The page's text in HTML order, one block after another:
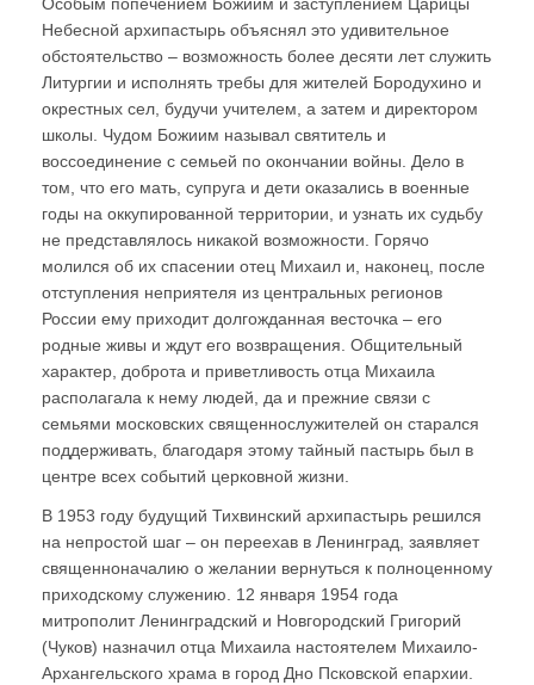
Особым попечением Божиим и заступлением Царицы
Небесной архипастырь объяснял это удивительное
обстоятельство – возможность более десяти лет служить
Литургии и исполнять требы для жителей Бородухино и
окрестных сел, будучи учителем, а затем и директором
школы. Чудом Божиим называл святитель и
воссоединение с семьей по окончании войны. Дело в
том, что его мать, супруга и дети оказались в военные
годы на оккупированной территории, и узнать их судьбу
не представлялось никакой возможности. Горячо
молился об их спасении отец Михаил и, наконец, после
отступления неприятеля из центральных регионов
России ему приходит долгожданная весточка – его
родные живы и ждут его возвращения. Общительный
характер, доброта и приветливость отца Михаила
располагала к нему людей, да и прежние связи с
семьями московских священнослужителей он старался
поддерживать, благодаря этому тайный пастырь был в
центре всех событий церковной жизни.
В 1953 году будущий Тихвинский архипастырь решился
на непростой шаг – он переехав в Ленинград, заявляет
священноначалию о желании вернуться к полноценному
приходскому служению. 12 января 1954 года
митрополит Ленинградский и Новгородский Григорий
(Чуков) назначил отца Михаила настоятелем Михаило-
Архангельского храма в город Дно Псковской епархии.